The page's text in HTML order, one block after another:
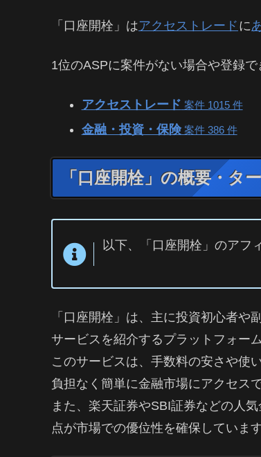
「口座開栓」はアクセストレード に
1位のASPに案件がない場合や登録で
アクセストレード 案件 1015 件
金融・投資・保険案件 386 件
「口座開栓」の概要・タ
以下、「口座開栓」のアフ
「口座開栓」は、主に投資初心者
サービスを紹介するプラットフォーム
このサービスは、手数料の安さや使
負担なく簡単に金融市場にアクセス
また、楽天証券やSBI証券などの人
点が市場での優位性を確保しています